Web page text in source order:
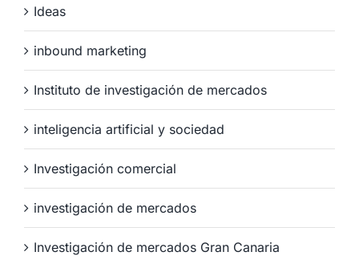
Ideas
inbound marketing
Instituto de investigación de mercados
inteligencia artificial y sociedad
Investigación comercial
investigación de mercados
Investigación de mercados Gran Canaria